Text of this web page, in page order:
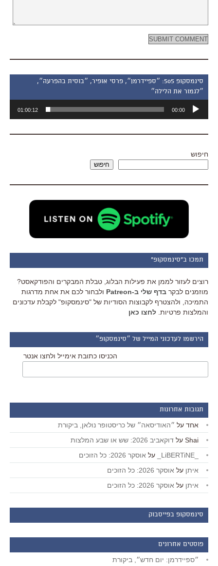
סינמסקופ 505: ״ספיידרמן״, פרסי אופיר, ״בוסית בהפרעה״,
״לגמור את הלילה״
אודיו
00:00
01:00:12
חיפוש
חיפוש
תמכו ב"סינמסקופ"
רוצים לעזור לממן את פעילות הבלוג, טבלת המבקרים והפודקאסט?
מוזמנים לבקר בדף שלי ב-Patreon
ולבחור לכם את אחת מדרגות
התמיכה, ולהצטרף לקבוצות הסודיות של "סינמסקופ" לקבלת עדכונים
והמלצות פרטיות. לחצו כאן
הירשמו לעדכוני המייל של ״סינמסקופ״
הכניסו כתובת אימייל ולחצו אנטר
תגובות אחרונות
אחד על ״האודיסאה״ של כריסטופר נולאן, ביקורת
Shai על דוקאביב 2026: שש או שבע המלצות
על אוסקר 2026: כל הזוכים
איתן על אוסקר 2026: כל הזוכים
איתן על אוסקר 2026: כל הזוכים
סינמסקופ בפייסבוק
פוסטים אחרונים
״ספיידרמן: יום חדש״, ביקורת